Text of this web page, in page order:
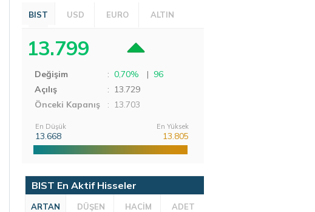
BIST USD EURO ALTIN
13.799
Değişim : 0,70% | 96
Açılış
: 13.729
Önceki Kapanış
: 13.703
En Düşük
13.668
En Yüksek
13.805
BIST En Aktif Hisseler
ARTAN DÜŞEN HACİM ADET